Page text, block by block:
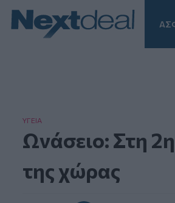
ΥΓΕΙΑ
Ωνάσειο: Στη
της χώρας